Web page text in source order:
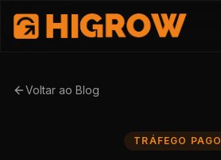
Voltar ao Blog
TRÁFEGO PAGO